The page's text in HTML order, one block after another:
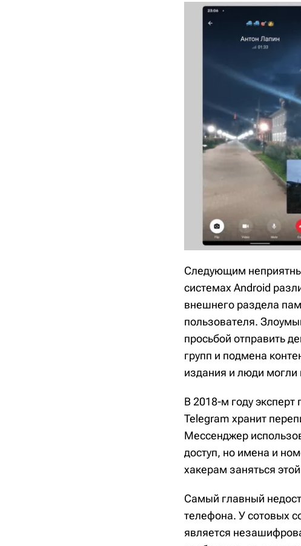
Следующим
системах Android
внешнего раздела
пользователя.
просьбой отправить
групп и подмена
издания и люди могли
В 2018-м году
Telegram хранит
Мессенджер
доступ, но имена и
хакерам заняться
Самый главный
телефона. У сотовых
является